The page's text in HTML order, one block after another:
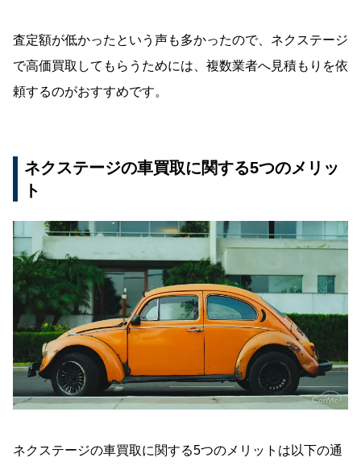
査定額が低かったという声も多かったので、ネクステージ
で高価買取してもらうためには、複数業者へ見積もりを依
頼するのがおすすめです。
ネクステージの車買取に関する5つのメリッ
ト
ネクステージの車買取に関する5つのメリットは以下の通